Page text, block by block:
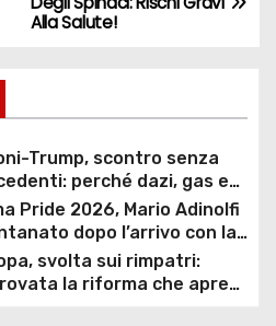
Alla Salute!
Trump, scontro senza
perché dazi, gas e
diplomatici possono
caro all’Italia
Pride 2026, Mario Adinolfi
dopo l’arrivo con la
di Israele: scontro
e polemiche sui diritti
svolta sui rimpatri:
la riforma che apre